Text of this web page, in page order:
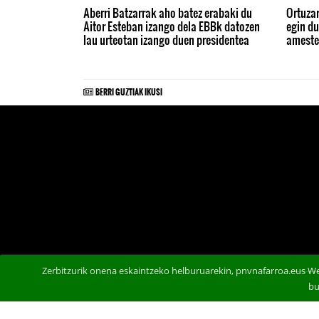
Aberri Batzarrak aho batez erabaki du
Aitor Esteban izango dela EBBk datozen
lau urteotan izango duen presidentea
egin
BERRI GUZTIAK IKUSI
Zerbitzurik onena eskaintzeko helburuarekin, pnvnafarroa.eus